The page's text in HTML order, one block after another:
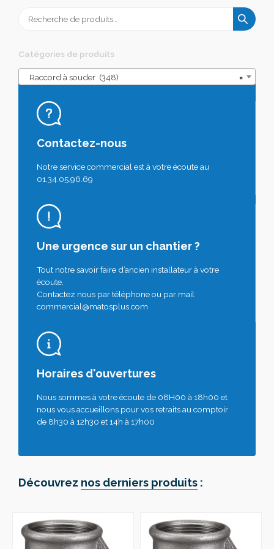
pour :
Catégories de produits
×
Raccord à souder (348)
Contactez-nous
Notre service commercial est à votre écoute au
01.34.05.96.69
Une urgence sur un chantier ?
Tout notre savoir faire d’ancien installateur à votre
écoute.
Contactez nous par téléphone ou par mail
commercial@matosplus.com
Horaires d'ouvertures
Nous sommes à votre écoute de 08H00 à 18h00 et
nous vous accueillons pour vos retraits au comptoir
de 8h30 à 12h30 et 14h à 17h00
Découvrez nos derniers produits :